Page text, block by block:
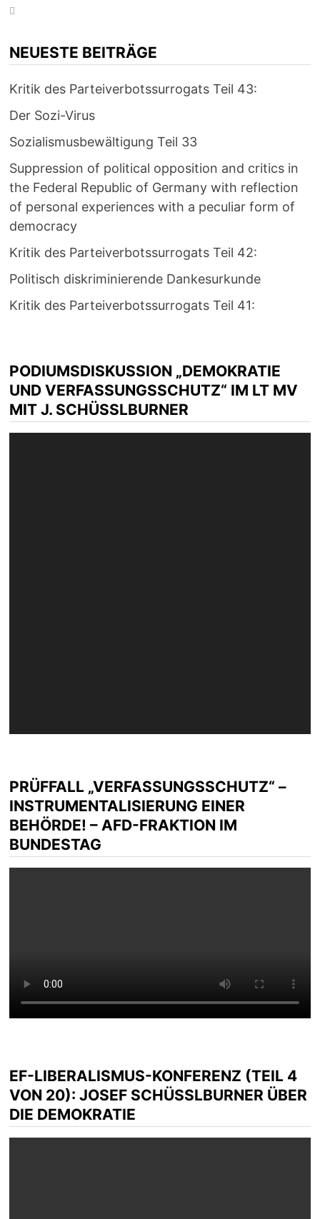
NEUESTE BEITRÄGE
Kritik des Parteiverbotssurrogats Teil 43:
Der Sozi-Virus
Sozialismusbewältigung Teil 33
Suppression of political opposition and critics in
the Federal Republic of Germany with reflection
of personal experiences with a peculiar form of
democracy
Kritik des Parteiverbotssurrogats Teil 42:
Politisch diskriminierende Dankesurkunde
Kritik des Parteiverbotssurrogats Teil 41:
PODIUMSDISKUSSION „DEMOKRATIE
UND VERFASSUNGSSCHUTZ“ IM LT MV
MIT J. SCHÜSSLBURNER
PRÜFFALL „VERFASSUNGSSCHUTZ“ –
INSTRUMENTALISIERUNG EINER
BEHÖRDE! – AFD-FRAKTION IM
BUNDESTAG
EF-LIBERALISMUS-KONFERENZ (TEIL 4
VON 20): JOSEF SCHÜSSLBURNER ÜBER D
IE DEMOKRATIE